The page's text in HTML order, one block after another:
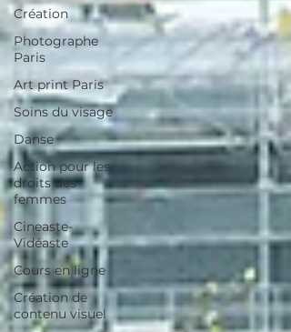
Création
Photographe
Paris
Art print Paris
Soins du visage
Danse
Action pour les
droits des
femmes
Cineaste-
Vidéaste
Cours en ligne
Création de
contenu visuel